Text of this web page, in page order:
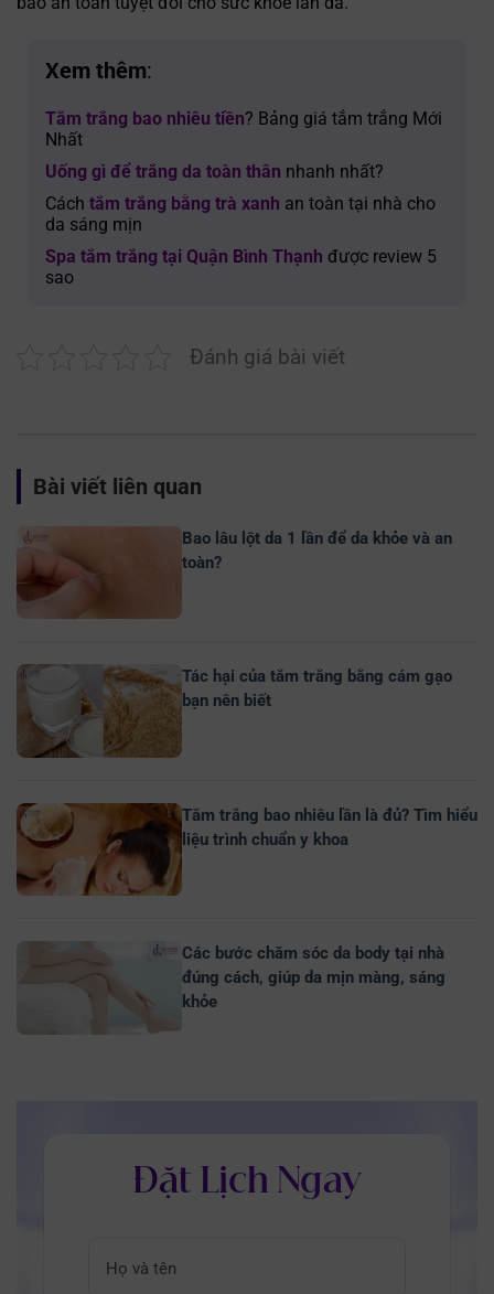
Xem thêm:
Tắm trắng bao nhiêu tiền? Bảng giá tắm trắng Mới
Nhất
Uống gì để trắng da toàn thân nhanh nhất?
Cách tắm trắng bằng trà xanh an toàn tại nhà cho
da sáng mịn
Spa tắm trắng tại Quận Bình Thạnh được review 5
sao
Đánh giá bài viết
Bài viết liên quan
Bao lâu lột da 1 lần để da khỏe và an
toàn?
Tác hại của tắm trắng bằng cám gạo
bạn nên biết
Tắm trắng bao nhiêu lần là đủ? Tìm hiểu
liệu trình chuẩn y khoa
Các bước chăm sóc da body tại nhà
đúng cách, giúp da mịn màng, sáng
khỏe
Đặt Lịch Ngay